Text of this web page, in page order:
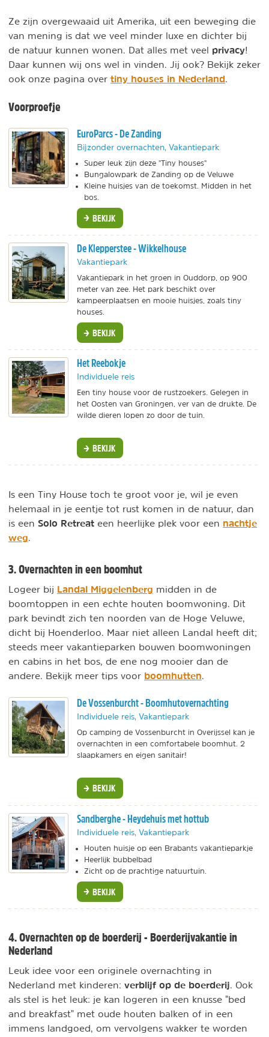
Ze zijn overgewaaid uit Amerika, uit een beweging die
van mening is dat we veel minder luxe en dichter bij
de natuur kunnen wonen. Dat alles met veel privacy!
Daar kunnen wij ons wel in vinden. Jij ook? Bekijk zeker
ook onze pagina over tiny houses in Nederland
Voorproefje
EuroParcs - De Zanding
Bijzonder overnachten, Vakantiepark
Super leuk zijn deze "Tiny houses"
Bungalowpark de Zanding op de Veluwe
Kleine huisjes van de toekomst. Midden in het
bos.
BEKIJK
De Klepperstee - Wikkelhouse
Vakantiepark
Vakantiepark in het groen in Ouddorp, op 900
meter van zee. Het park beschikt over
kampeerplaatsen en mooie huisjes, zoals tiny
houses.
BEKIJK
Het Reebokje
Individuele reis
Een tiny house voor de rustzoekers. Gelegen in
het Oosten van Groningen, ver van de drukte. De
wilde dieren lopen zo door de tuin.
BEKIJK
Is een Tiny House toch te groot voor je, wil je even
helemaal in je eentje tot rust komen in de natuur, dan
is een Solo Retreat een heerlijke plek voor een nachtje
weg.
3. Overnachten in een boomhut
Logeer bij Landal Miggelenberg midden in de
boomtoppen in een echte houten boomwoning. Dit
park bevindt zich ten noorden van de Hoge Veluwe,
dicht bij Hoenderloo. Maar niet alleen Landal heeft dit;
steeds meer vakantieparken bouwen boomwoningen
en cabins in het bos, de ene nog mooier dan de
andere. Bekijk meer tips voor boomhutten.
De Vossenburcht - Boomhutovernachting
Individuele reis, Vakantiepark
Op camping de Vossenburcht in Overijssel kan je
overnachten in een comfortabele boomhut. 2
slaapkamers en eigen sanitair!
BEKIJK
Sandberghe - Heydehuis met hottub
Individuele reis, Vakantiepark
Houten huisje op een Brabants vakantieparkje
Heerlijk bubbelbad
Zicht op de prachtige natuurtuin.
BEKIJK
4. Overnachten op de boerderij - Boerderijvakantie in
Nederland
Leuk idee voor een originele overnachting in
Nederland met kinderen: verblijf op de boerderij . Ook
als stel is het leuk: je kan logeren in een knusse "bed
and breakfast" met oude houten balken of in een
immens landgoed, om vervolgens wakker te worden